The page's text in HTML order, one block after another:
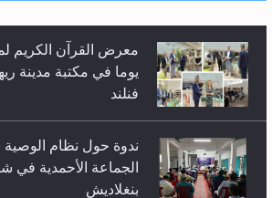
معرض القرآن الكريم
يوما في مكتبة مدينة
فنلند
ندوة حول نظام
الجماعة الأحمدية في
بنغلاديش